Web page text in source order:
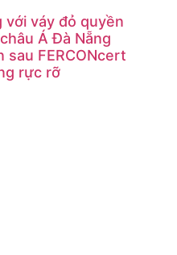
với váy đỏ quyền
Á Đà Nẵng
sau FERCONcert
rực rỡ